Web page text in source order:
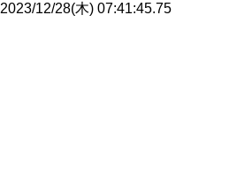
2023/12/28(木) 07:41:45.75